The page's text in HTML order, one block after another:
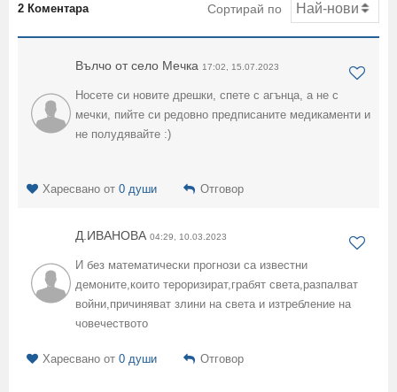
2 Коментара Сортирай по
Вълчо от село Мечка 17:02, 15.07.2023
Носете си новите дрешки, спете с агънца, а не с
мечки, пийте си редовно предписаните медикаменти и
не полудявайте :)
Харесвано от 0 души Отговор
Д.ИВАНОВА 04:29, 10.03.2023
И без математически прогнози са известни
демоните,които тероризират,грабят света,разпалват
войни,причиняват злини на света и изтребление на
човечеството
Харесвано от 0 души Отговор